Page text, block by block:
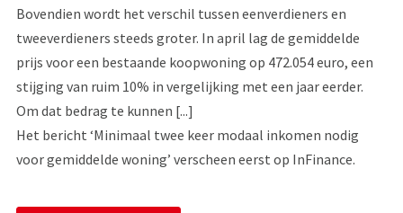
Bovendien wordt het verschil tussen eenverdieners en
tweeverdieners steeds groter. In april lag de gemiddelde
prijs voor een bestaande koopwoning op 472.054 euro, een
stijging van ruim 10% in vergelijking met een jaar eerder.
Om dat bedrag te kunnen [...]
Het bericht ‘Minimaal twee keer modaal inkomen nodig
voor gemiddelde woning’ verscheen eerst op InFinance.